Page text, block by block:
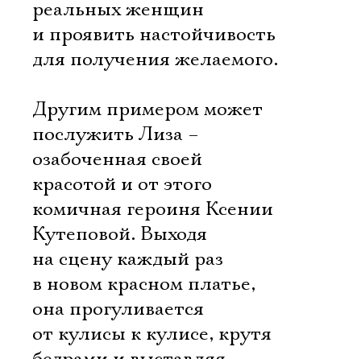
реальных женщин
и проявить настойчивость
для получения желаемого.
Другим примером может
послужить Лиза –
озабоченная своей
красотой и от этого
комичная героиня Ксении
Кутеповой. Выходя
на сцену каждый раз
в новом красном платье,
она прогуливается
от кулисы к кулисе, крутя